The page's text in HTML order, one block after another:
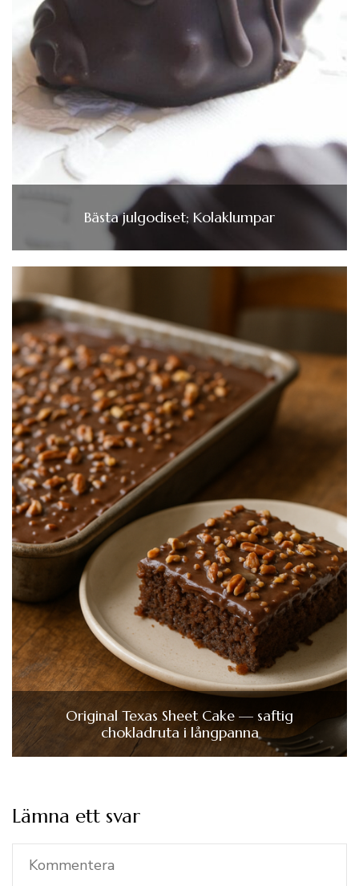
Bästa julgodiset; Kolaklumpar
Original Texas Sheet Cake — saftig
chokladruta i långpanna
Lämna ett svar